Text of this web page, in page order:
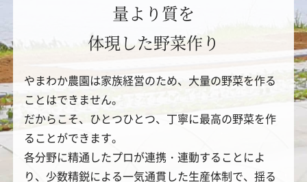
量より質を
体現した野菜作り
やまわか農園は家族経営のため、大量の野菜を作る
ことはできません。
だからこそ、ひとつひとつ、丁寧に最高の野菜を作
ることができます。
各分野に精通したプロが連携・連動することによ
り、少数精鋭による一気通貫した生産体制で、揺る